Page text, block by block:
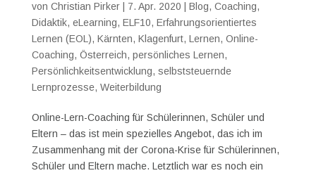
von Christian Pirker| 7. Apr. 2020 Blog, Coaching,
Didaktik, eLearning, ELF10, Erfahrungsorientiertes
Lernen (EOL), Kärnten, Klagenfurt, Lernen, Online-
Coaching, Österreich, persönliches Lernen,
Persönlichkeitsentwicklung, selbststeuernde
Lernprozesse, Weiterbildung
Online-Lern-Coaching für Schülerinnen, Schüler und
Eltern – das ist mein spezielles Angebot, das ich im
Zusammenhang mit der Corona-Krise für Schülerinnen,
Schüler und Eltern mache. Letztlich war es noch ein